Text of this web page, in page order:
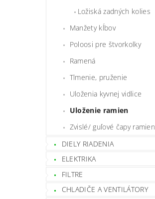
Ložiská zadných kolies
Manžety kĺbov
Poloosi pre štvorkolky
Ramená
Tlmenie, pruženie
Uloženia kyvnej vidlice
Uloženie ramien
Zvislé/ guľové čapy ramien
DIELY RIADENIA
ELEKTRIKA
FILTRE
CHLADIČE A VENTILÁTORY